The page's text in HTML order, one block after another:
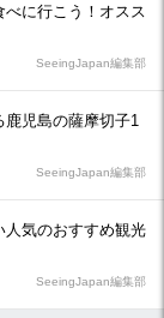
に行こう！オスス
SeeingJapan編集部
鹿児島の薩摩切子1
SeeingJapan編集部
人気のおすすめ観光
SeeingJapan編集部